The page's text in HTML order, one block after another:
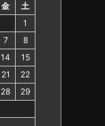
金
土
1
7
8
14
15
21
22
28
29